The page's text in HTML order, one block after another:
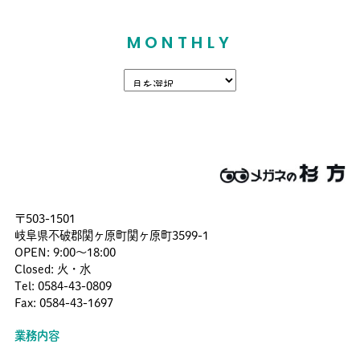
MONTHLY
〒503-1501
岐阜県不破郡関ヶ原町関ヶ原町3599-1
OPEN: 9:00〜18:00
Closed: 火・水
Tel: 0584-43-0809
Fax: 0584-43-1697
業務内容